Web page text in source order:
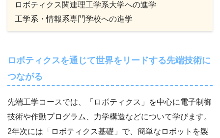
ロボティクス関連理工学系大学への進学
工学系・情報系専門学校への進学
ロボティクスを通じて世界をリードする先端技術に
つながる
先端工学コースでは、「ロボティクス」を中心に電子制御
技術や作動プログラム、力学構造などについて学びます。
2年次には「ロボティクス基礎」で、簡単なロボットを製